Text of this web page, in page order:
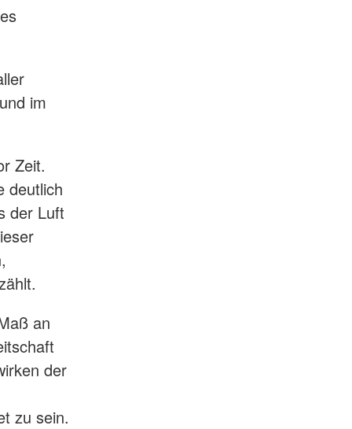
im
Zeit.
deutlich
der Luft
an
der
zu sein.